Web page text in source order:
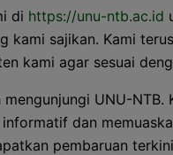
di https://unu-ntb.ac.id
kami sajikan. Kami
kami agar sesuai
mengunjungi UNU-
dan
pembaruan